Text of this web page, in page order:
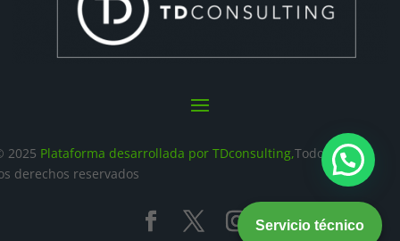
2025 Plataforma desarrollada por TDconsulting,Todos
derechos reservados
Servicio técnico